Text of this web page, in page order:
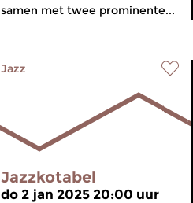
samen met twee prominente...
Jazz
Jazzkotabel
do 2 jan 2025 20:00 uur